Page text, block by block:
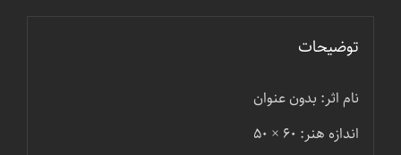
توضیحات
نام اثر: بدون عنوان
اندازه هنر: ۶۰ × ۵۰